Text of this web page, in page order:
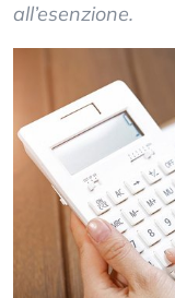
all’esenzione.